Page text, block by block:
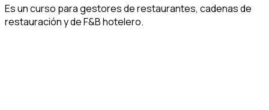
Es un curso para gestores de restaurantes, cadenas de
restauración y de F&B hotelero.